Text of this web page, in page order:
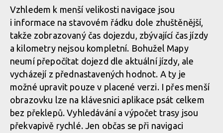
Mapy.com na Hammerhead Karoo
Mapy.com na Hammerhead Karoo
Vzhledem k menší velikosti navigace jsou
i informace na stavovém řádku dole zhuštěnější,
takže zobrazovaný čas dojezdu, zbývající čas jízdy
a kilometry nejsou kompletní. Bohužel Mapy
neumí přepočítat dojezd dle aktuální jízdy, ale
vycházejí z přednastavených hodnot. A ty je
možné upravit pouze v placené verzi. I přes menší
obrazovku lze na klávesnici aplikace psát celkem
bez překlepů. Vyhledávání a výpočet trasy jsou
překvapivě rychlé. Jen občas se při navigaci